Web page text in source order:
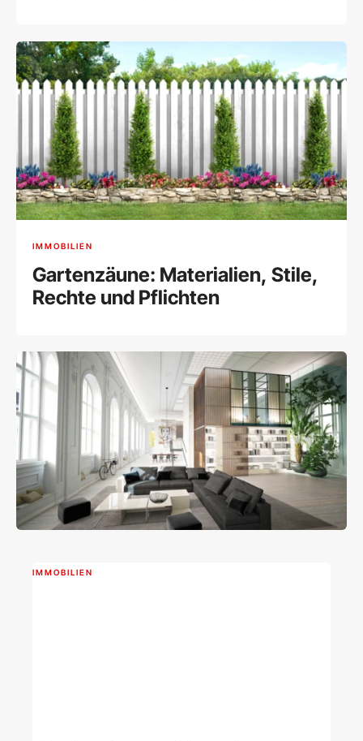
IMMOBILIEN
Gartenzäune: Materialien, Stile,
Rechte und Pflichten
IMMOBILIEN